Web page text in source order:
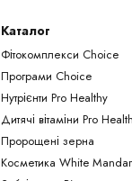
Каталог
Фітокомплекси Сhoice
Програми Choice
Нутрієнти Рro Healthy
Дитячі вітаміни Pro
Пророщені зерна
Косметика White